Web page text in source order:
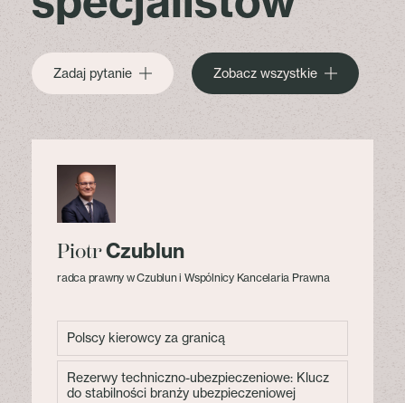
Zadaj pytanie Zobacz wszystkie
PiotrCzublun
radca prawny w Czublun i Wspólnicy Kancelaria Prawna
Polscy kierowcy za granicą
Rezerwy techniczno-ubezpieczeniowe: Klucz
do stabilności branży ubezpieczeniowej